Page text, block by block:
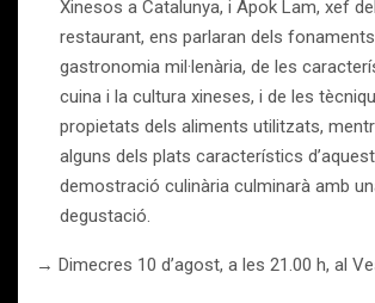
Xinesos a Catalunya, i Apok Lam, xef
restaurant, ens parlaran dels fonaments
gastronomia mil·lenària, de les
cuina i la cultura xineses, i de les
propietats dels aliments utilitzats,
alguns dels plats característics
demostració culinària culminarà amb
degustació.
→ Dimecres 10 d’agost, a les 21.00 h, al